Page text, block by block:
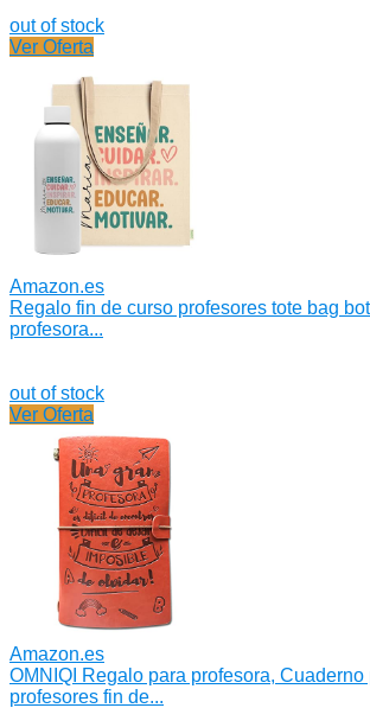
out of stock
Ver Oferta
Amazon.es
Regalo fin de curso profesores tote bag
profesora...
out of stock
Ver Oferta
Amazon.es
OMNIQI Regalo para profesora,
profesores fin de...